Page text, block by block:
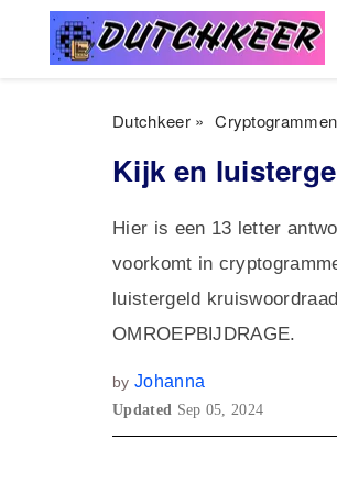
Dutchkeer» Cryptogrammen
Kijk en
Hier is een 13 letter
voorkomt in
luistergeld
OMROEPBĲDRAGE.
by Johanna
Updated Sep 05, 2024